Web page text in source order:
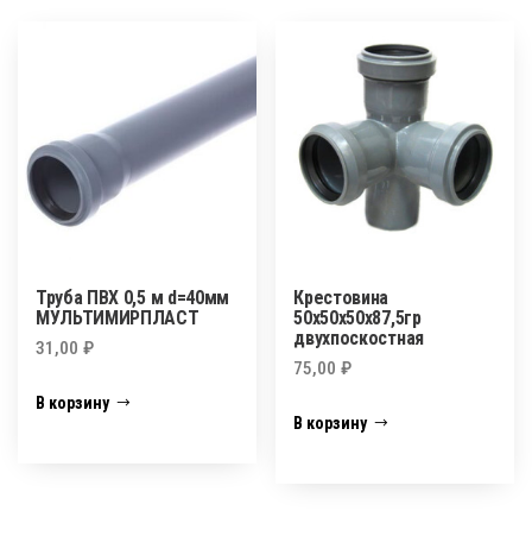
Труба ПВХ 0,5 м d=40мм
МУЛЬТИМИРПЛАСТ
31,00 ₽
В корзину
Крестовина
50х50х50х87,5гр
двухпоскостная
75,00₽
В корзину